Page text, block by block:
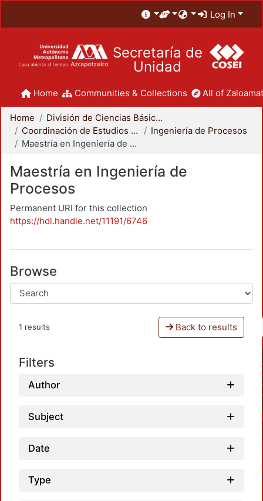
Log In
Secretaría de
Unidad
Home Communities & Collections All of
Home
División de Ciencias Básicas e Ingeniería
Coordinación de Estudios de Posgrado - CBI
Ingeniería de Procesos
Maestría en Ingeniería de Procesos
Maestría en Ingeniería de
Procesos
Permanent URI for this collection
https://hdl.handle.net/11191/6746
Browse
1 results Back to results
Filters
Author
Subject
Date
Type